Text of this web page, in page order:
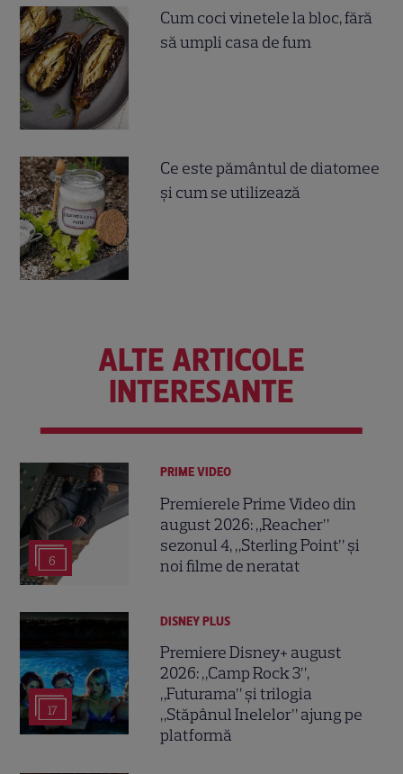
Cum coci vinetele la bloc, fără
să umpli casa de fum
Ce este pământul de diatomee
și cum se utilizează
ALTE ARTICOLE
INTERESANTE
6
PRIME VIDEO
Premierele Prime Video din
august 2026: „Reacher”
sezonul 4, „Sterling Point” și
noi filme de neratat
17
DISNEY PLUS
Premiere Disney+ august
2026: „Camp Rock 3”,
„Futurama” și trilogia
„Stăpânul Inelelor” ajung pe
platformă